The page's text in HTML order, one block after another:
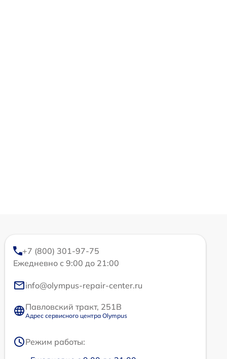
+7 (800) 301-97-75
Ежедневно с 9:00 до 21:00
info@olympus-repair-center.ru
Павловский тракт, 251В
Адрес сервисного центра Olympus
Режим работы: